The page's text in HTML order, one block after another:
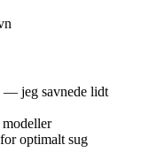
— jeg savnede lidt
optimalt sug